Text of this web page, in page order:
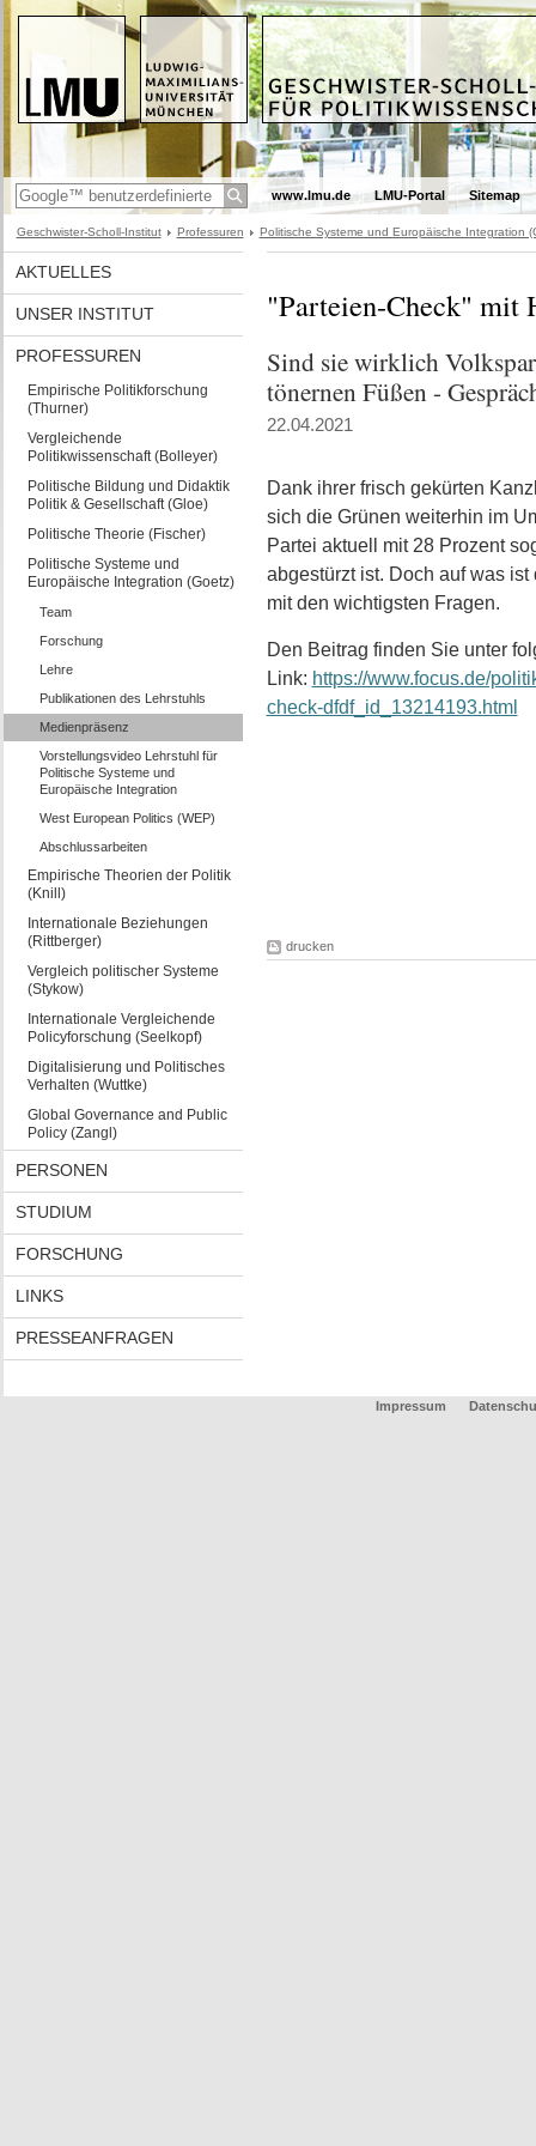
www.lmu.de LMU-Portal Sitemap
Geschwister-Scholl-Institut Professuren Politische Systeme und Europäische Integration
AKTUELLES
UNSER INSTITUT
PROFESSUREN
Empirische Politikforschung
(Thurner)
Vergleichende
Politikwissenschaft (Bolleyer)
Politische Bildung und Didaktik
Politik & Gesellschaft (Gloe)
Politische Theorie (Fischer)
Politische Systeme und
Europäische Integration (Goetz)
Team
Forschung
Lehre
Publikationen des Lehrstuhls
Medienpräsenz
Vorstellungsvideo Lehrstuhl für
Politische Systeme und
Europäische Integration
West European Politics (WEP)
Abschlussarbeiten
Empirische Theorien der Politik
(Knill)
Internationale Beziehungen
(Rittberger)
Vergleich politischer Systeme
(Stykow)
Internationale Vergleichende
Policyforschung (Seelkopf)
Digitalisierung und Politisches
Verhalten (Wuttke)
Global Governance and Public
Policy (Zangl)
PERSONEN
STUDIUM
FORSCHUNG
LINKS
PRESSEANFRAGEN
"Parteien-Check" mit
Sind sie wirklich
tönernen Füßen -
22.04.2021
Dank ihrer frisch gekürten
sich die Grünen weiterhin im
Partei aktuell mit 28 Prozent
abgestürzt ist. Doch auf was
mit den wichtigsten Fragen.
Den Beitrag finden Sie unter
Link: https://www.focus.de/
check-dfdf_id_13214193.html
drucken
Impressum